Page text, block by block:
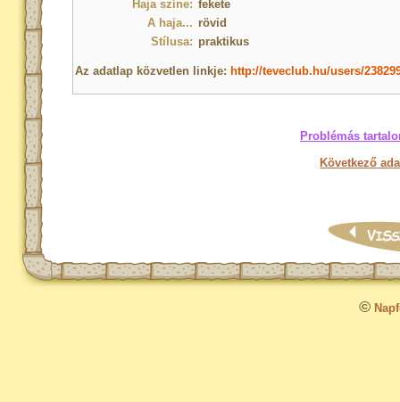
Haja színe: fekete
A haja... rövid
Stílusa: praktikus
Az adatlap közvetlen linkje: http://teveclub.hu/users/
Problémás
Következő
©